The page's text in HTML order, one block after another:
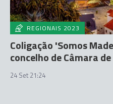
REGIONAIS 2023
Coligação 'Somos
concelho de Câmara
24 Set 21:24